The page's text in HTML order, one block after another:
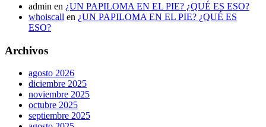
admin en ¿UN PAPILOMA EN EL PIE? ¿QUÉ ES ESO?
whoiscall en ¿UN PAPILOMA EN EL PIE? ¿QUÉ ES
ESO?
Archivos
agosto 2026
diciembre 2025
noviembre 2025
octubre 2025
septiembre 2025